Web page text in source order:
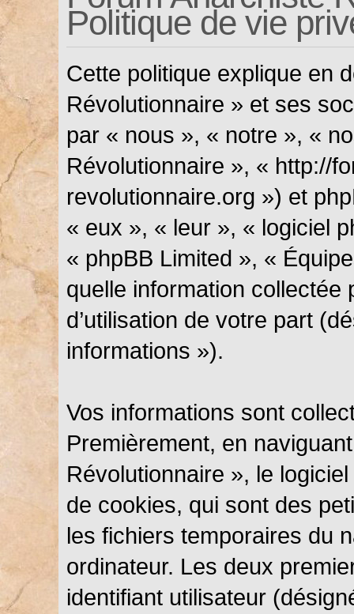
Politique de vie
Cette politique explique en
Révolutionnaire » et ses
par « nous », « notre », «
Révolutionnaire », « http://
revolutionnaire.org ») et
« eux », « leur », « logiciel
« phpBB Limited », «
quelle information collectée
d’utilisation de votre part
informations »).
Vos informations sont
Premièrement, en
Révolutionnaire », le
de cookies, qui sont des
les fichiers temporaires du
ordinateur. Les deux
identifiant utilisateur